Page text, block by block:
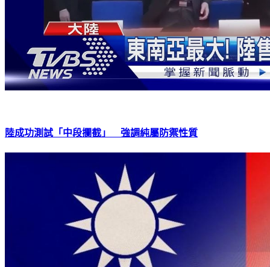
陸成功測試「中段攔截」 強調純屬防禦性質